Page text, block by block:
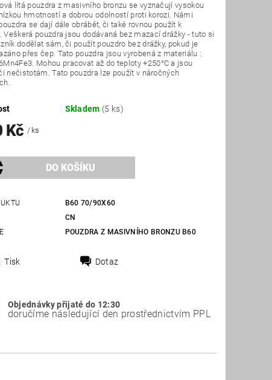
lítá pouzdra z masivního bronzu se vyznačují vysokou
hmotností a dobrou odolností proti korozi. Námi
se dají dále obrábět, či také rovnou použít k
Veškerá pouzdra jsou dodávaná bez mazací drážky - tuto si
dodělat sám, či použít pouzdro bez drážky, pokud je
přes čep. Tato pouzdra jsou vyrobená z materiálu :
Mohou pracovat až do teploty +250°C a jsou
nečistotám. Tato pouzdra lze použít v náročných
Skladem (5 ks)
Kč/ ks
B60 70/90X60
CN
POUZDRA Z MASIVNÍHO BRONZU B60
Tisk Dotaz
Objednávky přijaté do 12:30
doručíme následující den prostřednictvím PPL